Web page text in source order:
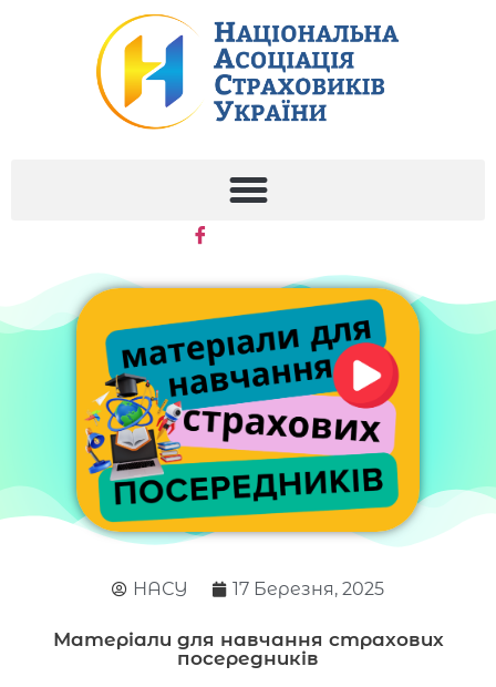
НАСУ 17 Березня, 2025
Матеріали для навчання страхових
посередників